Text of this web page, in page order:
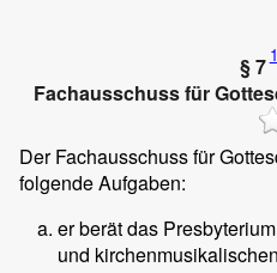
§ 7
Fachausschuss für
Der Fachausschuss für
folgende Aufgaben:
er berät das
und